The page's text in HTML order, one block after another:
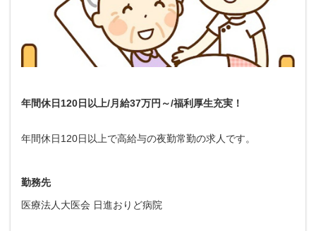
年間休日120日以上/月給37万円～/福利厚生充実！
年間休日120日以上で高給与の夜勤常勤の求人です。
勤務先
医療法人大医会 日進おりど病院